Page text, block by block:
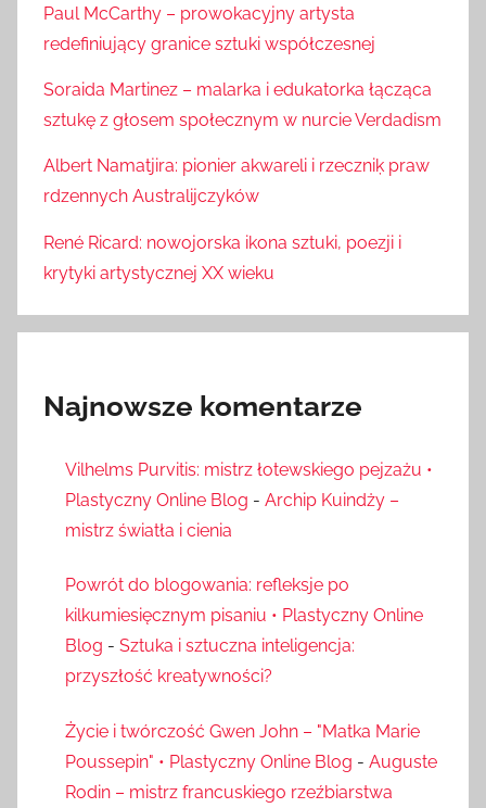
Paul McCarthy – prowokacyjny artysta
redefiniujący granice sztuki współczesnej
Soraida Martinez – malarka i edukatorka łącząca
sztukę z głosem społecznym w nurcie Verdadism
Albert Namatjira: pionier akwareli i rzeczniķ praw
rdzennych Australijczyków
René Ricard: nowojorska ikona sztuki, poezji i
krytyki artystycznej XX wieku
Najnowsze komentarze
Vilhelms Purvitis: mistrz łotewskiego pejzażu •
Plastyczny Online Blog - Archip Kuindży –
mistrz światła i cienia
Powrót do blogowania: refleksje po
kilkumiesięcznym pisaniu • Plastyczny Online
Blog - Sztuka i sztuczna inteligencja:
przyszłość kreatywności?
Życie i twórczość Gwen John – "Matka Marie
Poussepin" • Plastyczny Online Blog - Auguste
Rodin – mistrz francuskiego rzeźbiarstwa